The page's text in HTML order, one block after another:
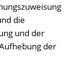
die
und der
der